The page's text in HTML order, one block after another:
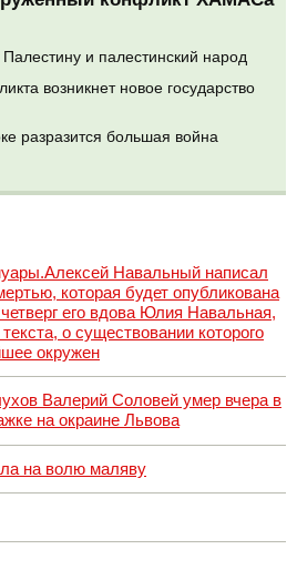
и палестинский народ
возникнет новое государство
разразится большая война
Навальный написал
которая будет опубликована
его вдова Юлия Навальная,
о существовании которого
окружен
Валерий Соловей умер вчера в
на окраине Львова
на волю маляву